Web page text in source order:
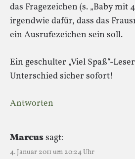
das Fragezeichen (s. „Baby mit
irgendwie dafür, dass das
ein Ausrufezeichen sein soll.
Ein geschulter „Viel Spaß“-
Unterschied sicher sofort!
Antworten
Marcussagt:
4. Januar 2011 um 20:24 Uhr